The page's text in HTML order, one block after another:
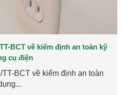
BCT về kiểm định an toàn kỹ
cụ điện
BCT về kiểm định an toàn